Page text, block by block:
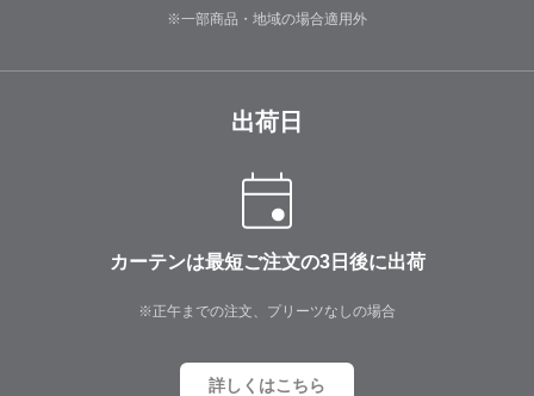
※一部商品・地域の場合適用外
出荷日
カーテンは最短ご注文の3日後に出荷
※正午までの注文、プリーツなしの場合
詳しくはこちら